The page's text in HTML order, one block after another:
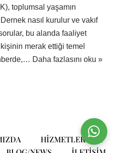
toplumsal yaşamın
nasıl kurulur ve vakıf
bu alanda faaliyet
merak ettiği temel
Daha fazlasını oku »
HIZMETLERIMIZ